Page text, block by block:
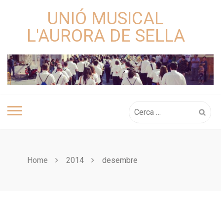
UNIÓ MUSICAL
L'AURORA DE SELLA
Home 2014 desembre